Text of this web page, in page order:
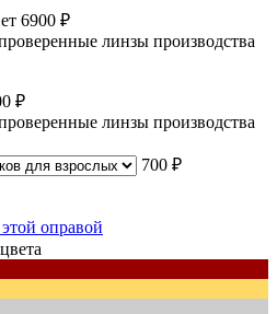
6900 ₽
линзы производства
₽
линзы производства
700 ₽
оправой